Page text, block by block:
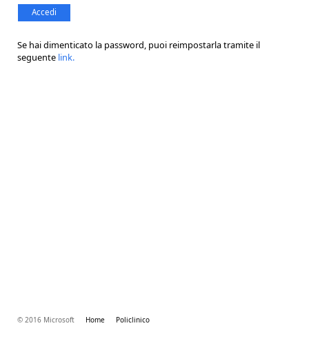
Accedi
Se hai dimenticato la password, puoi reimpostarla tramite il
seguente link.
© 2016 Microsoft Home Policlinico